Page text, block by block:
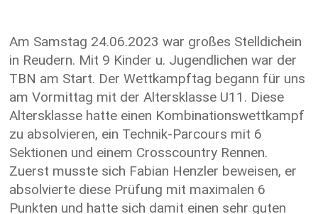
Am Samstag 24.06.2023 war großes Stelldichein
in Reudern. Mit 9 Kinder u. Jugendlichen war der
TBN am Start. Der Wettkampftag begann für uns
am Vormittag mit der Altersklasse U11. Diese
Altersklasse hatte einen Kombinationswettkampf
zu absolvieren, ein Technik-Parcours mit 6
Sektionen und einem Crosscountry Rennen.
Zuerst musste sich Fabian Henzler beweisen, er
absolvierte diese Prüfung mit maximalen 6
Punkten und hatte sich damit einen sehr guten